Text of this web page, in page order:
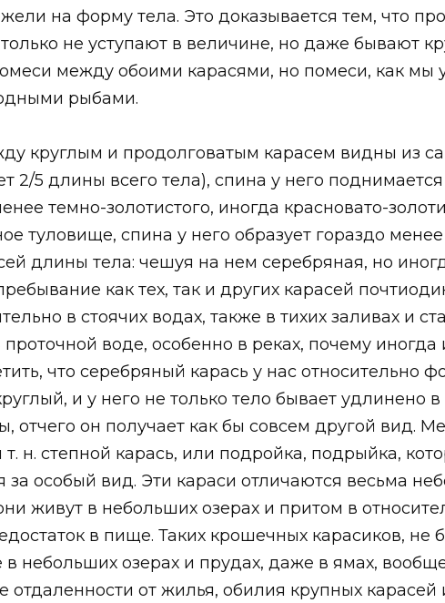
на форму тела. Это доказывается тем, что
не уступают в величине, но даже бывают
между обоими карасями, но помеси, как
рыбами.
круглым и продолговатым карасем видны из
2/5 длины всего тела), спина у него
темно-золотистого, иногда красновато-
туловище, спина у него образует гораздо
длины тела: чешуя на нем серебряная, но
как тех, так и других карасей
в стоячих водах, также в тихих заливах и
проточной воде, особенно в реках, почему
что серебряный карась у нас
и у него не только тело бывает удлинено
отчего он получает как бы совсем другой вид.
т. н. степной карась, или подройка, подрыйка,
за особый вид. Эти караси отличаются весьма
живут в небольших озерах и притом в
в пище. Таких крошечных карасиков,
в небольших озерах и прудах, даже в ямах,
отдаленности от жилья, обилия крупных